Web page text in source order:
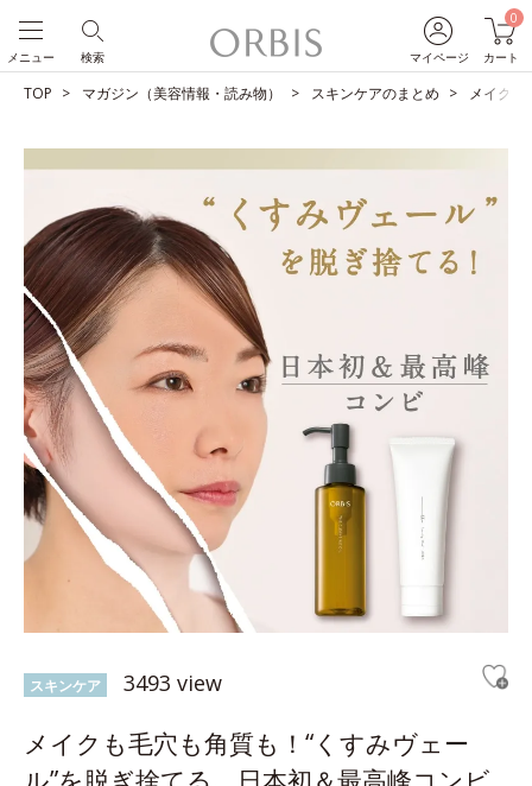
マイページ
0
カート
検索
メニュー
TOP マガジン（美容情報・読み物） スキンケアのまとめ メイクも
スキンケア 3493 view
メイクも毛穴も角質も！“くすみヴェー